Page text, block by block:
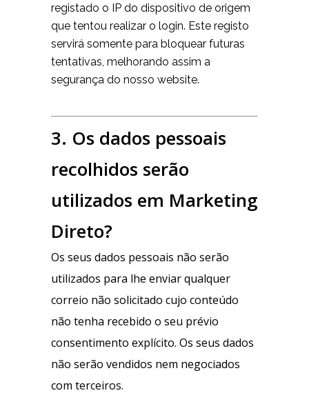
registado o IP do dispositivo de origem
que tentou realizar o login. Este registo
servirá somente para bloquear futuras
tentativas, melhorando assim a
segurança do nosso website.
3. Os dados pessoais
recolhidos serão
utilizados em Marketing
Direto?
Os seus dados pessoais não serão
utilizados para lhe enviar qualquer
correio não solicitado cujo conteúdo
não tenha recebido o seu prévio
consentimento explícito. Os seus dados
não serão vendidos nem negociados
com terceiros.